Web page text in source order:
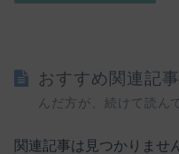
おすすめ関連記
んだ方が、続けて読ん
関連記事は見つかりませ